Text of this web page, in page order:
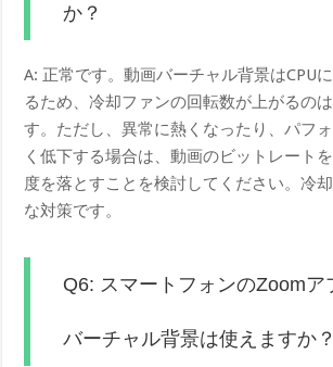
か？
A: 正常です。動画バーチャル背景はCPU
るため、冷却ファンの回転数が上がるの
す。ただし、異常に熱くなったり、パフ
く低下する場合は、動画のビットレート
度を落とすことを検討してください。冷
な対策です。
Q6: スマートフォンのZoomア
バーチャル背景は使えますか？